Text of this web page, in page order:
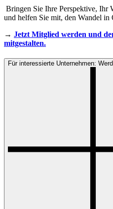
Bringen Sie Ihre Perspektive, Ihr
und helfen Sie mit, den Wandel in
→ Jetzt Mitglied werden und
mitgestalten.
Für interessierte Unternehmen: